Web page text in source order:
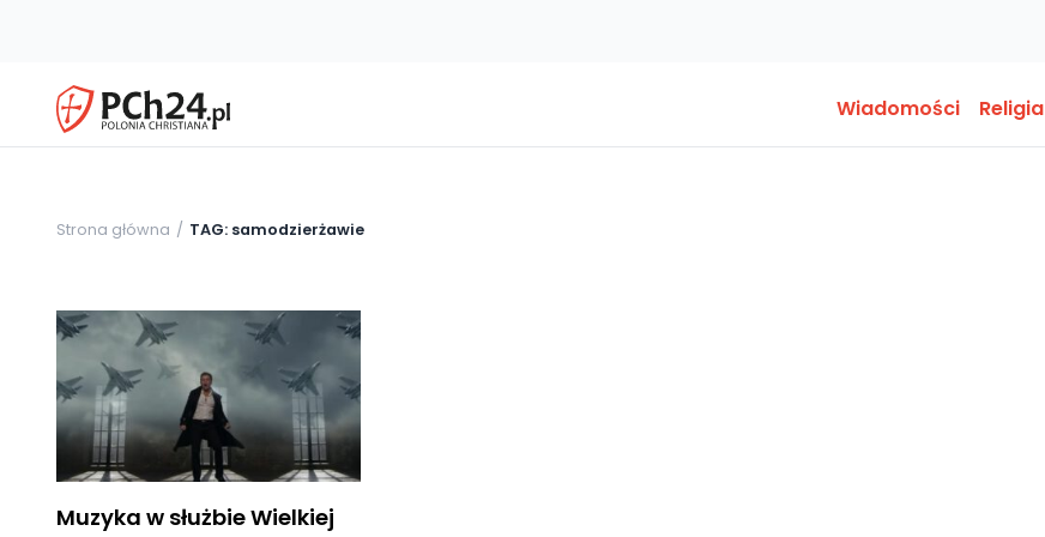
Wiadomości Religia
Strona główna TAG: samodzierżawie
Muzyka w służbie Wielkiej